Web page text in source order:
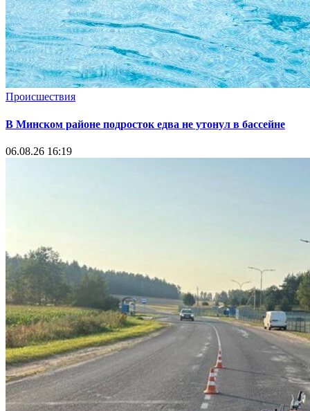
Происшествия
В Минском районе подросток едва не утонул в бассейне
06.08.26 16:19